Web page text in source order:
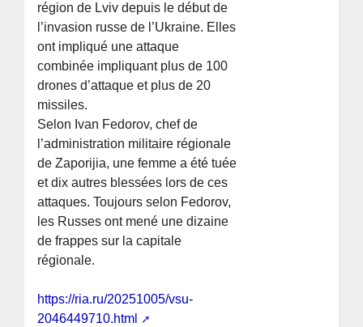
région de Lviv depuis le début de
l’invasion russe de l’Ukraine. Elles
ont impliqué une attaque
combinée impliquant plus de 100
drones d’attaque et plus de 20
missiles.
Selon Ivan Fedorov, chef de
l’administration militaire régionale
de Zaporijia, une femme a été tuée
et dix autres blessées lors de ces
attaques. Toujours selon Fedorov,
les Russes ont mené une dizaine
de frappes sur la capitale
régionale.
https://ria.ru/20251005/vsu-
2046449710.html